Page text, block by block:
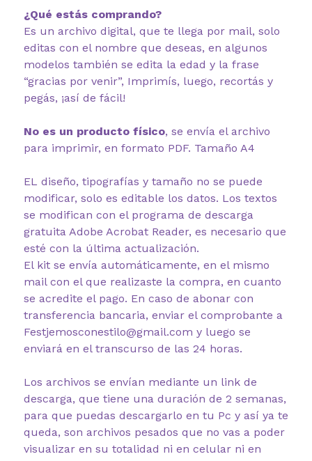
¿Qué estás comprando?
Es un archivo digital, que te llega por mail, solo
editas con el nombre que deseas, en algunos
modelos también se edita la edad y la frase
“gracias por venir”, Imprimís, luego, recortás y
pegás, ¡así de fácil!
No es un producto físico, se envía el archivo
para imprimir, en formato PDF. Tamaño A4
EL diseño, tipografías y tamaño no se puede
modificar, solo es editable los datos. Los textos
se modifican con el programa de descarga
gratuita Adobe Acrobat Reader, es necesario que
esté con la última actualización.
El kit se envía automáticamente, en el mismo
mail con el que realizaste la compra, en cuanto
se acredite el pago. En caso de abonar con
transferencia bancaria, enviar el comprobante a
Festjemosconestilo@gmail.com y luego se
enviará en el transcurso de las 24 horas.
Los archivos se envían mediante un link de
descarga, que tiene una duración de 2 semanas,
para que puedas descargarlo en tu Pc y así ya te
queda, son archivos pesados que no vas a poder
visualizar en su totalidad ni en celular ni en